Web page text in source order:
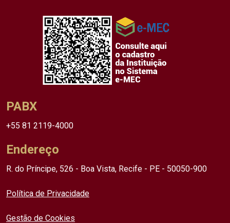
PABX
+55 81 2119-4000
Endereço
R. do Príncipe, 526 - Boa Vista, Recife - PE - 50050-900
Política de Privacidade
Gestão de Cookies